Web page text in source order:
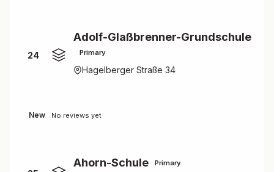
24
Adolf-Glaßbrenner-Grundschule
Primary
Hagelberger Straße 34
New No reviews yet
Ahorn-Schule Primary